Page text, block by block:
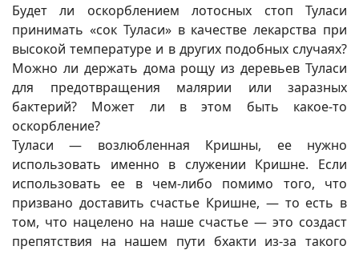
Будет ли оскорблением лотосных стоп Туласи
принимать «сок Туласи» в качестве лекарства при
высокой температуре и в других подобных случаях?
Можно ли держать дома рощу из деревьев Туласи
для предотвращения малярии или заразных
бактерий? Может ли в этом быть какое-то
оскорбление?
Туласи — возлюбленная Кришны, ее нужно
использовать именно в служении Кришне. Если
использовать ее в чем-либо помимо того, что
призвано доставить счастье Кришне, — то есть в
том, что нацелено на наше счастье — это создаст
препятствия на нашем пути бхакти из-за такого